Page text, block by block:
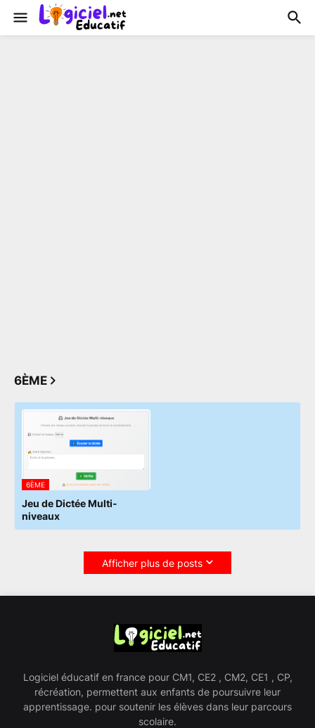
6ÈME
6ÈME
Jeu de Dictée Multi-
niveaux
Afficher plus de posts
Logiciel éducatif en france pour CM1, CE2 , CM2, CE1 , CP,
récréation, permettent aux enfants de poursuivre leur
apprentissage. pour soutenir les élèves dans leur parcours
scolaire.